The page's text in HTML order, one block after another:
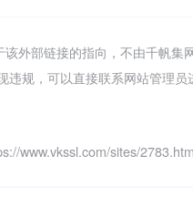
外部链接的指向，不由千帆集
规，可以直接联系网站管理员
www.vkssl.com/sites/